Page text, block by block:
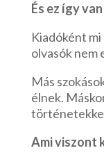
És ez így
Kiadóként
olvasók nem
Más
élnek.
Ami viszont